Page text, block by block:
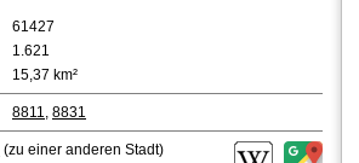
61427
1.621
15,37 km²
8811, 8831
(zu einer anderen Stadt)